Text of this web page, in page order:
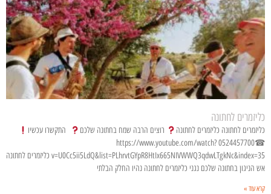
כליזמרים לחתונה
כליזמרים לחתונה כליזמרים לחתונה רוצים הרבה שמח בחתונה שלכם
התקשרו עכשיו
☎0524457700 https://www.youtube.com/watch?
v=U0Cc5ii5LdQ&list=PLhrvtGYpR8HtIx665NIVWWQ3qdwLTgkNc&index=35 כליזמרים לחתונה
אש הניגון בחתונה שלכם נגני כליזמרים לחתונה נהיו החלק הבלתי
קרא עוד »